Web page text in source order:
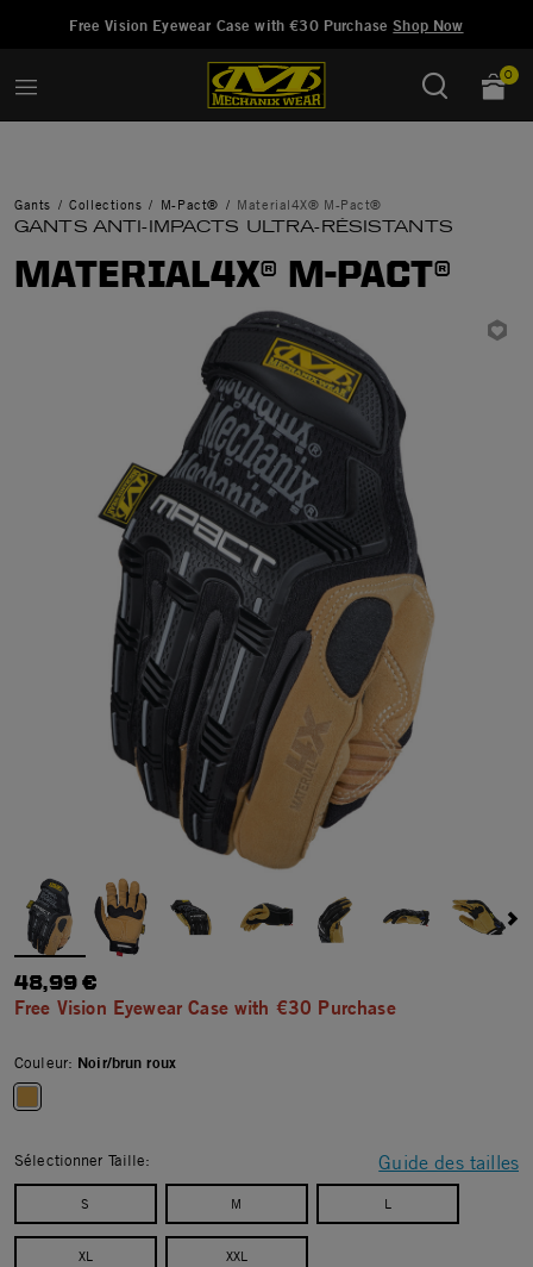
Free Vision Eyewear Case with €30 PurchaseShop Now
0
Gants Collections M-Pact® Material4X® M-Pact®
GANTS ANTI-IMPACTS ULTRA-RÉSISTANTS
MATERIAL4X® M-PACT®
48,99 €
Free Vision Eyewear Case with €30 Purchase
Couleur: Noir/brun roux
Guide des tailles
Sélectionner Taille:
S M L
XL XXL
Ajouté à Gérer la liste d'envies